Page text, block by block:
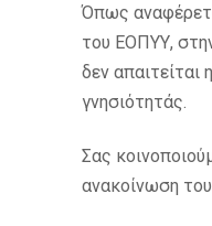
Όπως
του ΕΟΠΥΥ,
δεν απαιτείται
γνησιότητάς.
Σας
ανακοίνωση